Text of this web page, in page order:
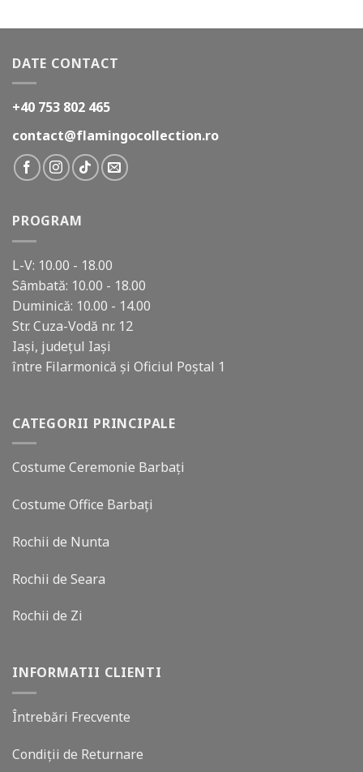
DATE CONTACT
+40 753 802 465
contact@flamingocollection.ro
PROGRAM
L-V: 10.00 - 18.00
Sâmbată: 10.00 - 18.00
Duminică: 10.00 - 14.00
Str. Cuza-Vodă nr. 12
Iași, județul Iași
între Filarmonică și Oficiul Poștal 1
CATEGORII PRINCIPALE
Costume Ceremonie Barbați
Costume Office Barbați
Rochii de Nunta
Rochii de Seara
Rochii de Zi
INFORMATII CLIENTI
Întrebări Frecvente
Condiții de Returnare